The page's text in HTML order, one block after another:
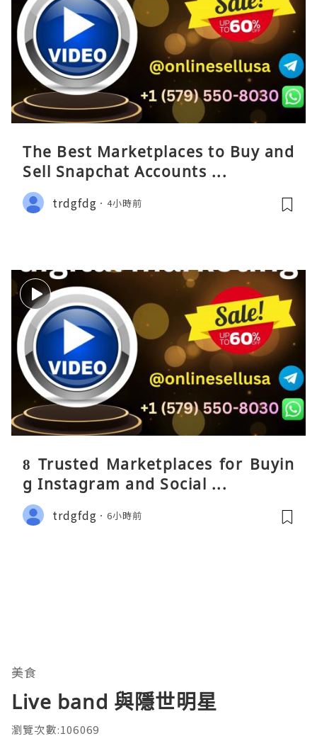
The Best Marketplaces to Buy and
Sell Snapchat Accounts ...
trdgfdg 4小時前
8 Trusted Marketplaces for Buyin
g Instagram and Social ...
trdgfdg 6小時前
美食
Live band 與隱世明星
瀏覽次數:106069